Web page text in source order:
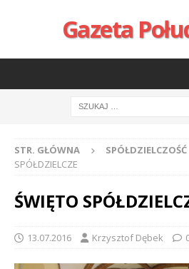
Gazeta
STR. GŁÓWNA SPÓŁDZIELCZOŚĆ
SPÓŁDZIELCZE
ŚWIĘTO
13.07.2016 Krzysztof Dębek